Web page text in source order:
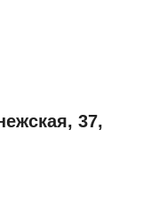
37,